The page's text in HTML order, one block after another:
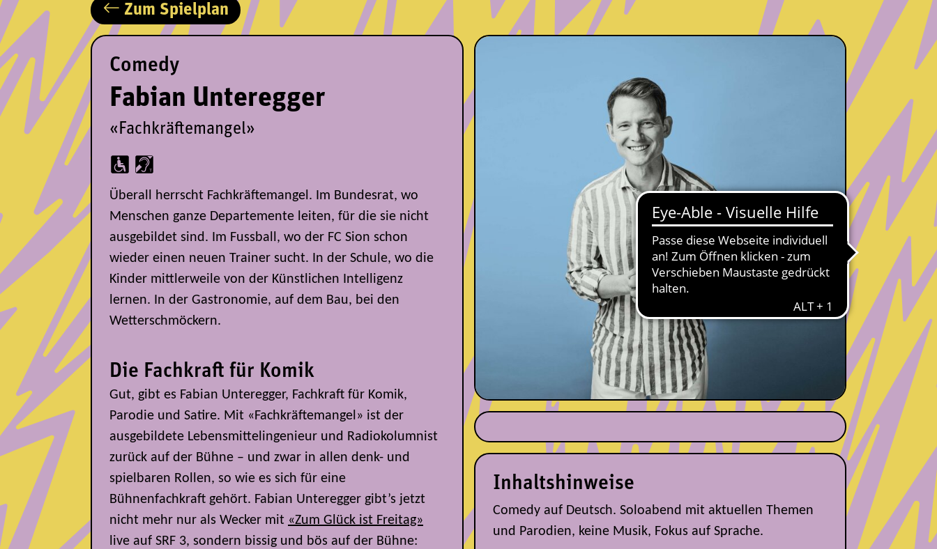
Zum Spielplan
Comedy
Fabian Unteregger
«Fachkräftemangel»
Überall herrscht Fachkräftemangel. Im Bundesrat, wo
Menschen ganze Departemente leiten, für die sie nicht
ausgebildet sind. Im Fussball, wo der FC Sion schon
wieder einen neuen Trainer sucht. In der Schule, wo die
Kinder mittlerweile von der Künstlichen Intelligenz
lernen. In der Gastronomie, auf dem Bau, bei den
Wetterschmöckern.
Die Fachkraft für Komik
Gut, gibt es Fabian Unteregger, Fachkraft für Komik,
Parodie und Satire. Mit «Fachkräftemangel» ist der
ausgebildete Lebensmittelingenieur und Radiokolumnist
zurück auf der Bühne – und zwar in allen denk- und
spielbaren Rollen, so wie es sich für eine
Bühnenfachkraft gehört. Fabian Unteregger gibt’s jetzt
nicht mehr nur als Wecker mit «Zum Glück ist Freitag»
live auf SRF 3, sondern bissig und bös auf der Bühne:
Inhaltshinweise
Comedy auf Deutsch. Soloabend mit aktuellen Themen
und Parodien, keine Musik, Fokus auf Sprache.